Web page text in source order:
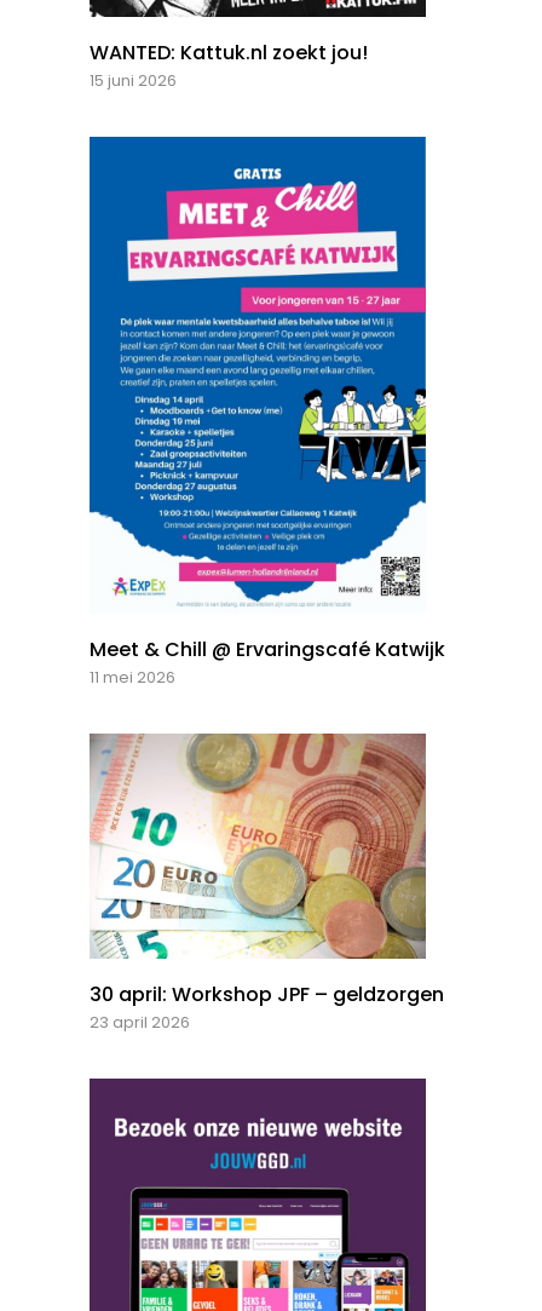
WANTED: Kattuk.nl zoekt jou!
15 juni 2026
Meet & Chill @ Ervaringscafé Katwijk
11 mei 2026
30 april: Workshop JPF – geldzorgen
23 april 2026